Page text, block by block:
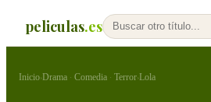
peliculas.es
Inicio›Drama · Comedia · Terror›Lola